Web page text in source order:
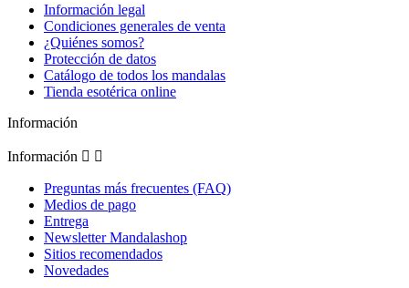
Información legal
Condiciones generales de venta
¿Quiénes somos?
Protección de datos
Catálogo de todos los mandalas
Tienda esotérica online
Información
Información  
Preguntas más frecuentes (FAQ)
Medios de pago
Entrega
Newsletter Mandalashop
Sitios recomendados
Novedades